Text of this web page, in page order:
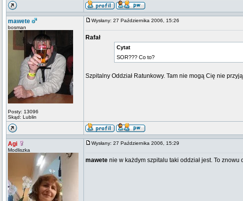
mawete
bosman
Posty: 13096
Skąd: Lublin
Wysłany: 27 Października 2006, 15:26
Rafał
Cytat
SOR??? Co to?
Szpitalny Oddział Ratunkowy. Tam nie mogą Cię nie
Agi
Modliszka
Wysłany: 27 Października 2006, 15:29
mawete nie w każdym szpitalu taki oddział jest. To